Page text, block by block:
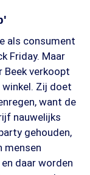
als consument
Friday. Maar
Beek verkoopt
Zij doet
want de
nauwelijks
gehouden,
mensen
daar worden